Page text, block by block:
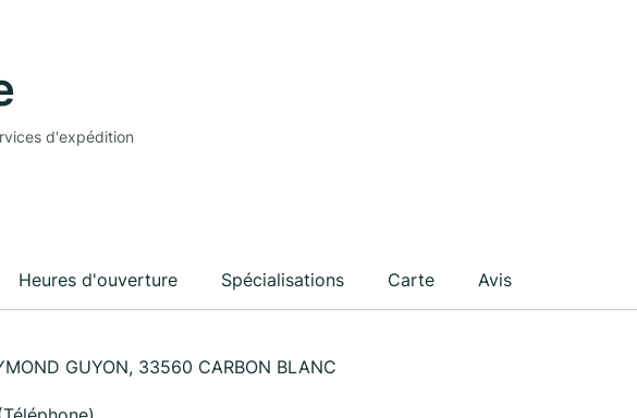
d'expédition
Heures d'ouverture Spécialisations Carte Avis
GUYON, 33560 CARBON BLANC